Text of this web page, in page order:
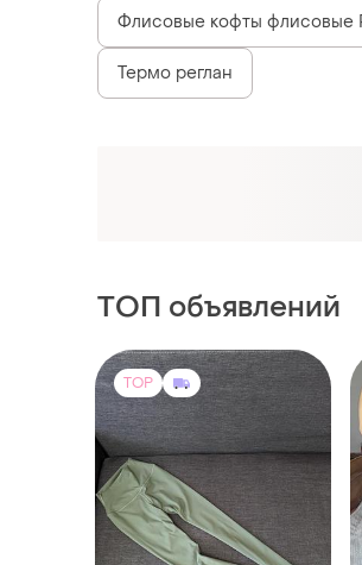
Флисовые кофты флисовые
Термо реглан